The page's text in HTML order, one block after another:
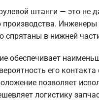
штанги — это не
в нижней
обеспечивает
его
позволяет
логистику